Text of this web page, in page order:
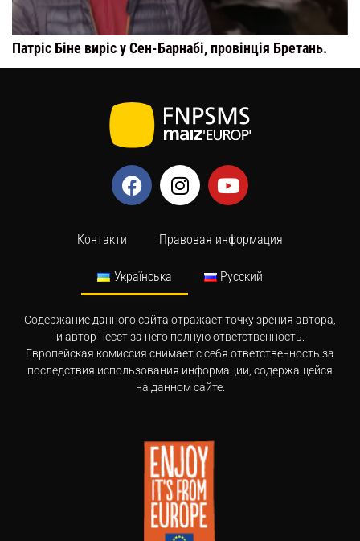
Патріс Біне виріс у Сен-Барнабі, провінція Бретань.
Контакти Правовая информация
Українська Русский
Содержание данного сайта отражает точку зрения автора,
и автор несет за него полную ответственность.
Европейская комиссия снимает с себя ответственность за
последствия использования информации, содержащейся
на данном сайте.